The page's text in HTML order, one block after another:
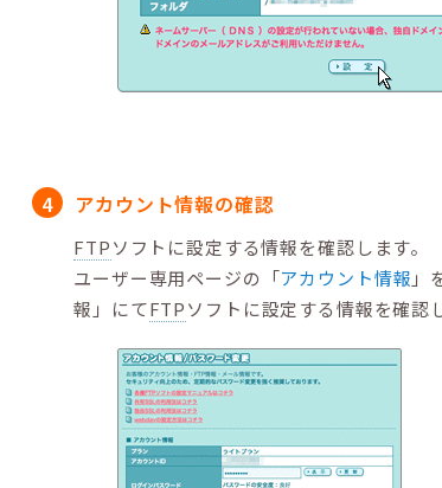
アカウント情報の確認
FTPソフトに設定する情報を確認します。
ユーザー専用ページの「アカウント情報 」
報」にてFTPソフトに設定する情報を確認